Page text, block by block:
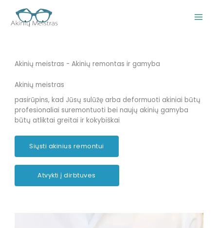
turinio
Akinių meistras - Akinių remontas ir gamyba
Akinių meistras
pasirūpins, kad Jūsų sulūžę arba deformuoti akiniai būtų
profesionaliai suremontuoti bei naujų akinių gamyba
būtų atliktai greitai ir kokybiškai
Siųsti akinius remontui
Atvykti į dirbtuves